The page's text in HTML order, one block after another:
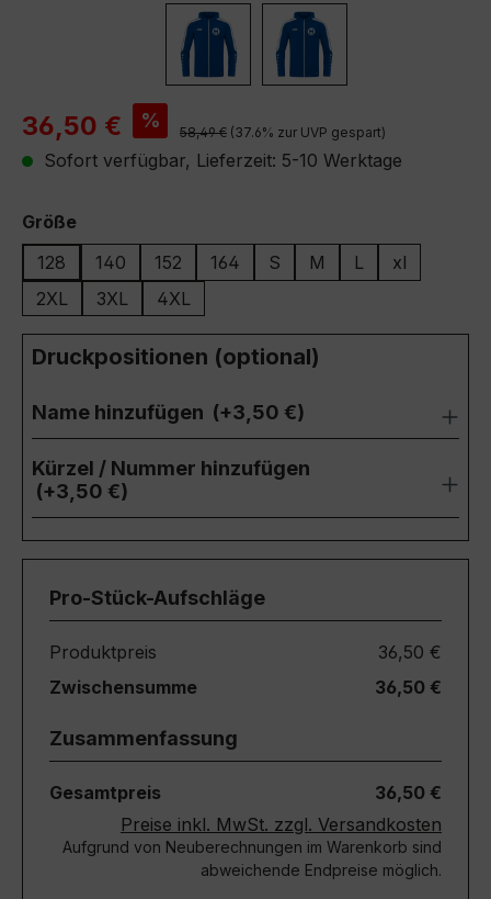
Verkaufspreis:
36,50 € % Regulärer Preis:
58,49 € (37.6% zur UVP gespart)
Sofort verfügbar, Lieferzeit: 5-10 Werktage
Größeauswählen
128
140 152 164 S M L
xl
2XL
3XL 4XL
Druckpositionen (optional)
Name hinzufügen (+3,50 €)
Kürzel / Nummer hinzufügen
(+3,50 €)
Pro-Stück-Aufschläge
Produktpreis
36,50 €
Zwischensumme
36,50 €
Zusammenfassung
Gesamtpreis
36,50 €
Preise inkl. MwSt. zzgl. Versandkosten
Aufgrund von Neuberechnungen im Warenkorb sind
abweichende Endpreise möglich.